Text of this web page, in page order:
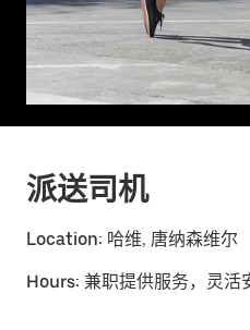
派送司机
Location: 哈维, 唐纳森维尔
Hours: 兼职提供服务，灵活